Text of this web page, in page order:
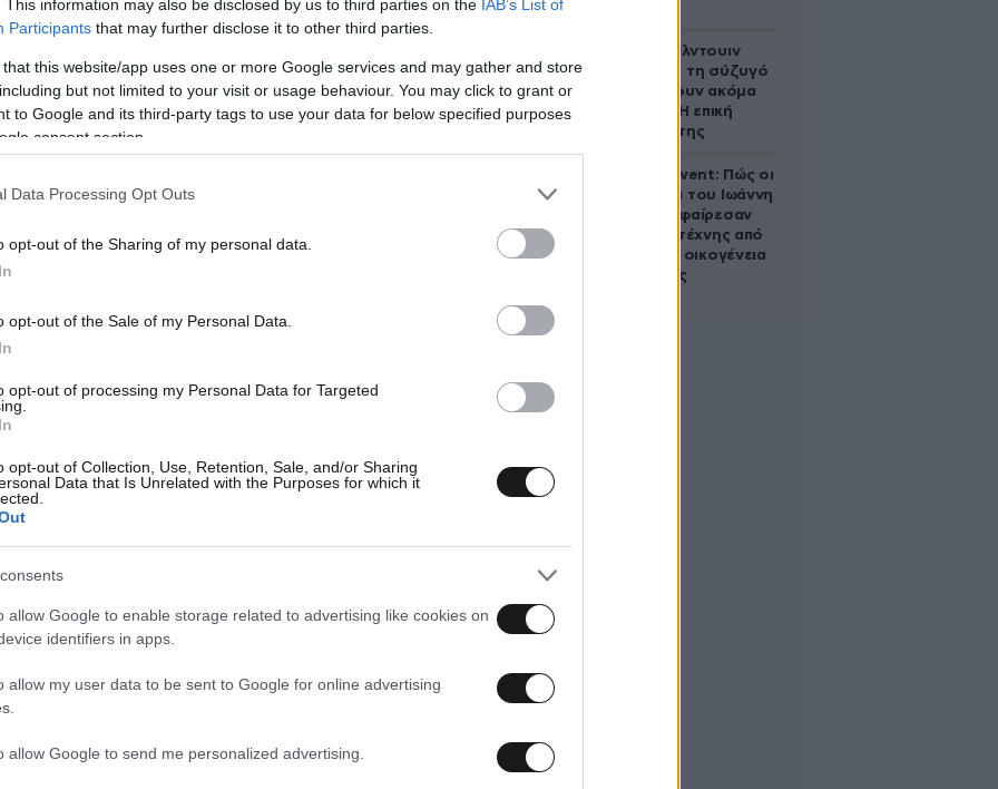
This information may also be disclosed by us to third parties on the IAB’s List of
Participants that may further disclose it to other third parties.
that this website/app uses one or more Google services and may gather and store
but not limited to your visit or usage behaviour. You may click to grant or
to Google and its third-party tags to use your data for below specified purposes
consent section.
Data Processing Opt Outs
opt-out of the Sharing of my personal data.
opt-out of the Sale of my Personal Data.
opt-out of processing my Personal Data for Targeted
opt-out of Collection, Use, Retention, Sale, and/or Sharing
Data that Is Unrelated with the Purposes for which it
allow Google to enable storage related to advertising like cookies on
identifiers in apps.
allow my user data to be sent to Google for online advertising
allow Google to send me personalized advertising.
από τους Δημοκρατικούς και τον Ομπάμα να
«Ο Μαρκ Χάμιλ είναι άρρωστος.Αυτό το
που ενέπνευσε τρεις απόπειρες δολοφονίας
δύο χρόνια».
Ο Άλεκ Μπάλντουιν
ζήτησε από τη σύζυγό
του να κάνουν ακόμα
ένα παιδί – Η επική
αντίδρασή της
Παλάτι Marivent: Πώς οι
κληρονόμοι του Ιωάννη
Σαριδάκη αφαίρεσαν
1.300 έργα τέχνης από
τη βασιλική οικογένεια
της Ισπανίας